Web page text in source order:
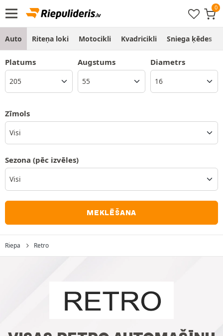
Auto Riteņa loki Motocikli Kvadricikli Sniega ķēdes
Platums Augstums Diametrs
Zīmols
Visi
Sezona (pēc izvēles)
MEKLĒŠANA
Riepa Retro